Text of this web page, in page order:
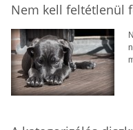
Nem kell feltétlenül